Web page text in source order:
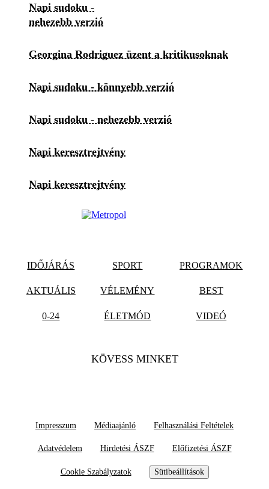
Napi sudoku -
nehezebb verzió
Georgina Rodriguez üzent a kritikusoknak
Napi sudoku - könnyebb verzió
Napi sudoku - nehezebb verzió
Napi keresztrejtvény
Napi keresztrejtvény
IDŐJÁRÁS SPORT PROGRAMOK
AKTUÁLIS VÉLEMÉNY BEST
0-24 ÉLETMÓD VIDEÓ
KÖVESS MINKET
Impresszum Médiaajánló Felhasználási Feltételek
Adatvédelem Hirdetési ÁSZF Előfizetési ÁSZF
Cookie Szabályzatok Sütibeállítások